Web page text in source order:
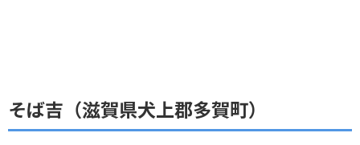
そば吉（滋賀県犬上郡多賀町）